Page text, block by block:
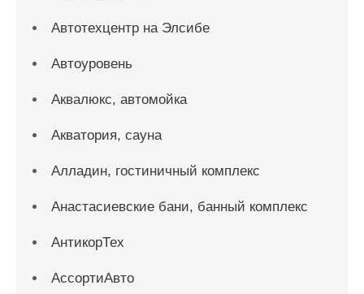
Автотехцентр на Элсибе
Автоуровень
Аквалюкс, автомойка
Акватория, сауна
Алладин, гостиничный комплекс
Анастасиевские бани, банный комплекс
АнтикорТех
АссортиАвто